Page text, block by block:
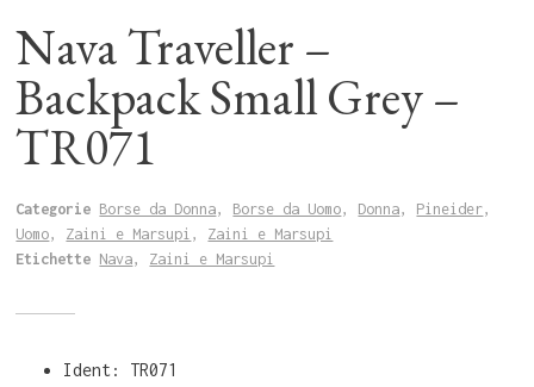
Nava Traveller –
Backpack Small Grey –
TR071
Categorie Borse da Donna, Borse da Uomo, Donna, Pineider,
Uomo, Zaini e Marsupi , Zaini e Marsupi
Etichette Nava, Zaini e Marsupi
Ident: TR071